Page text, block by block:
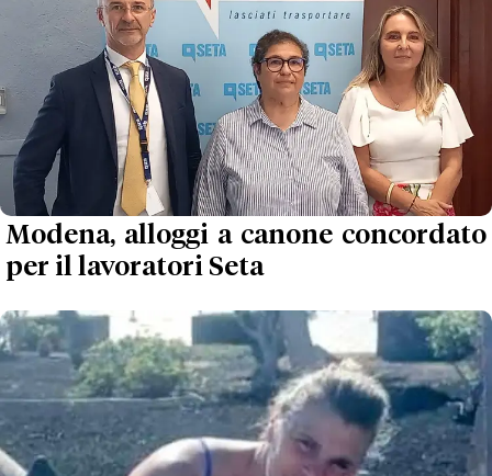
Modena, alloggi a canone concordato
per il lavoratori Seta